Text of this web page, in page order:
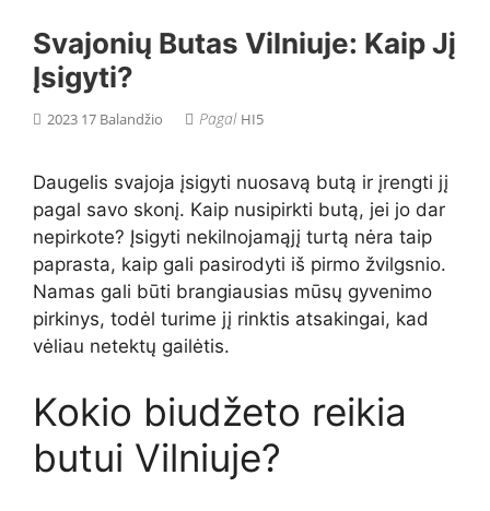
Svajonių Butas Vilniuje: Kaip Jį
Įsigyti?
2023 17 Balandžio Pagal HI5
Daugelis svajoja įsigyti nuosavą butą ir įrengti jį
pagal savo skonį. Kaip nusipirkti butą, jei jo dar
nepirkote? Įsigyti nekilnojamąjį turtą nėra taip
paprasta, kaip gali pasirodyti iš pirmo žvilgsnio.
Namas gali būti brangiausias mūsų gyvenimo
pirkinys, todėl turime jį rinktis atsakingai, kad
vėliau netektų gailėtis.
Kokio biudžeto reikia
butui Vilniuje?